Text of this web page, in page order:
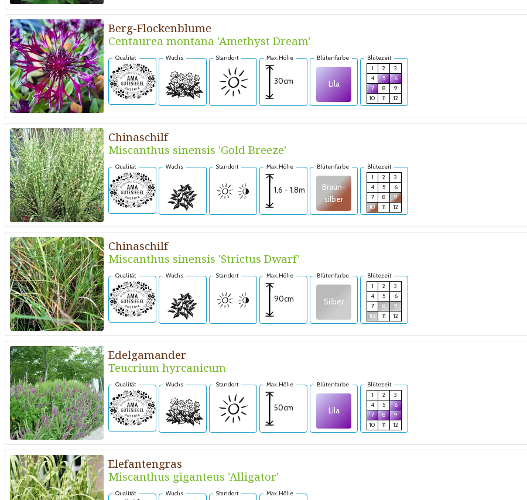
Berg-Flockenblume
Centaurea montana 'Amethyst Dream'
Qualität Wuchs Standort Max. Höhe
30cm
Blütenfarbe
Lila
Blütezeit
1
2
3
4
5
6
7
8
9
10
11 12
Chinaschilf
Miscanthus sinensis 'Gold Breeze'
Qualität Wuchs Standort Max. Höhe
1,6 - 1,8m
Blütenfarbe
Braun-
silber
Blütezeit
1
2
3
4
5
6
7
8
9
10
11 12
Chinaschilf
Miscanthus sinensis 'Strictus Dwarf'
Qualität Wuchs Standort Max. Höhe
90cm
Blütenfarbe
Silber
Blütezeit
1
2
3
4
5
6
7
8
9
10
11 12
Edelgamander
Teucrium hyrcanicum
Qualität Wuchs Standort Max. Höhe
50cm
Blütenfarbe
Lila
Blütezeit
1
2
3
4
5
6
7
8
9
10
11 12
Elefantengras
Miscanthus giganteus 'Alligator'
Qualität Wuchs Standort Max. Höhe